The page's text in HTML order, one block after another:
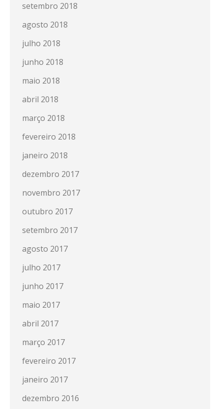
setembro 2018
agosto 2018
julho 2018
junho 2018
maio 2018
abril 2018
março 2018
fevereiro 2018
janeiro 2018
dezembro 2017
novembro 2017
outubro 2017
setembro 2017
agosto 2017
julho 2017
junho 2017
maio 2017
abril 2017
março 2017
fevereiro 2017
janeiro 2017
dezembro 2016